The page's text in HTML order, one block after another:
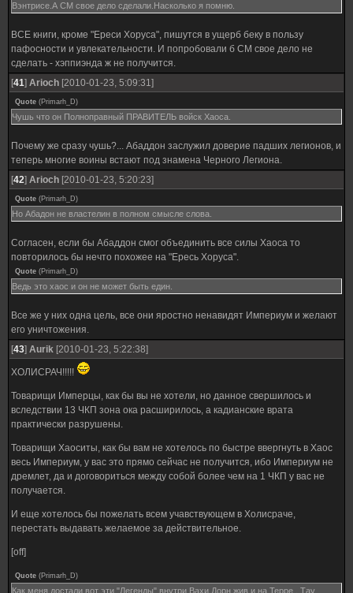
Вэнтрисе.А СМ свое дело сделали.Насколько я помню.
ВСЕ книги, кроме "Ереси Хоруса", пишутся в ущерб беку в пользу
пафосности и увлекательности. И попробовали б СМ свое дело не
сделать - хэппиэнда ж не получится.
[41] Ariоch [2010-01-23, 5:09:31]
Quote (Primarh_D)
Чушь что он Полноправный ПРАВИТЕЛЬ войск Хаоса.
Почему же сразу чушь?... Абаддон заслужил доверие падших легионов, и
теперь многие воины встают под знамена Черного Легиона.
[42] Ariоch [2010-01-23, 5:20:23]
Quote (Primarh_D)
Но Абадон не властелин в полном смысле слова.
Согласен, если бы Абаддон смог объединить все силы Хаоса то
повторилось бы нечто похожее на "Ересь Хоруса".
Quote (Primarh_D)
Ведь это хаос и он не может быть един.
Все же у них одна цель, все они яростно ненавидят Империум и желают
его уничтожения.
[43] Aurik [2010-01-23, 5:22:38]
ХОЛИСРАЧ!!!!!
Товарищи Имперцы, как бы вы не хотели, но данное свершилось и
вследствии 13 ЧКП зона ока расширилось, а кадианские врата
практически разрушены.
Товарищи Хаоситы, как бы вам не хотелось по быстре ввергнуть в Хаос
весь Империум, у вас это прямо сейчас не получится, ибо Империум не
дремлет, да и договориться между собой более чем на 1 ЧКП у вас не
получается.
И еще хотелось бы пожелать всем учавствующем в Холисраче,
перестать выдавать желаемое за действительное.
[off]
Quote (Primarh_D)
Как меня достали вот эти "Легенды" внутри Вахи.Дорн жив и на Терре . Тау